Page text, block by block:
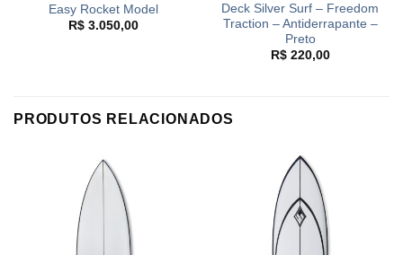
Easy Rocket Model
R$3.050,00
Deck Silver Surf – Freedom
Traction – Antiderrapante –
Preto
R$220,00
PRODUTOS RELACIONADOS